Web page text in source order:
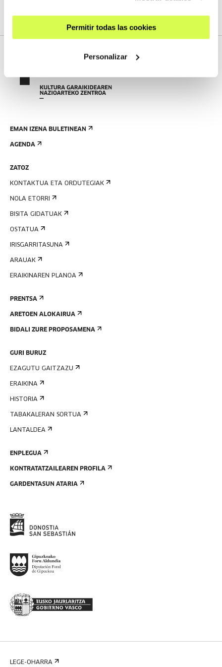
Permitir todas las cookies
Personalizar
EMAN IZENA BULETINEAN
AGENDA
ZATOZ
KONTAKTUA ETA ORDUTEGIAK
NOLA ETORRI
BISITA GIDATUAK
OSTATUA
IRISGARRITASUNA
ARAUAK
ERAIKINAREN PLANOA
PRENTSA
ARETOEN ALOKAIRUA
BIDALI ZURE PROPOSAMENA
GURI BURUZ
EZAGUTU GAITZAZU
ERAIKINA
HISTORIA
TABAKALERAN SORTUA
LANTALDEA
ENPLEGUA
KONTRATATZAILEAREN PROFILA
GARDENTASUN ATARIA
LEGE-OHARRA